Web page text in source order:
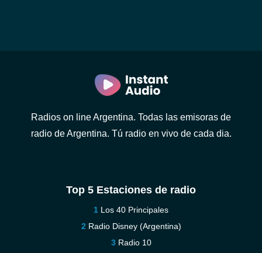
Radios on line Argentina. Todas las emisoras de
radio de Argentina. Tú radio en vivo de cada dia.
Top 5 Estaciones de radio
Los 40 Principales
Radio Disney (Argentina)
Radio 10